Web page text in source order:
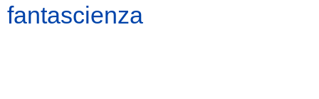
fantascienza